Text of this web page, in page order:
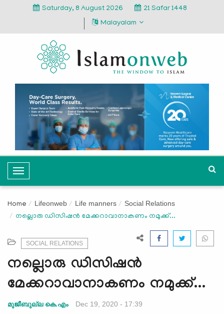
Saturday, 8 August 2026
21 Safar 1448
Malayalam
T
o
g
l
a
v
i
a
Home Lifeonweb Life manners Social Relations
നല്ലൊരു ഡിസിഷൻ മേക്കറാവാനാകണം നമുക്ക്...
SOCIAL RELATIONS
നല്ലൊരു ഡിസിഷൻ
മേക്കറാവാനാകണം നമുക്ക്...
മുജീബുല്ല കെ.എം Dec 19, 2020 - 17:39